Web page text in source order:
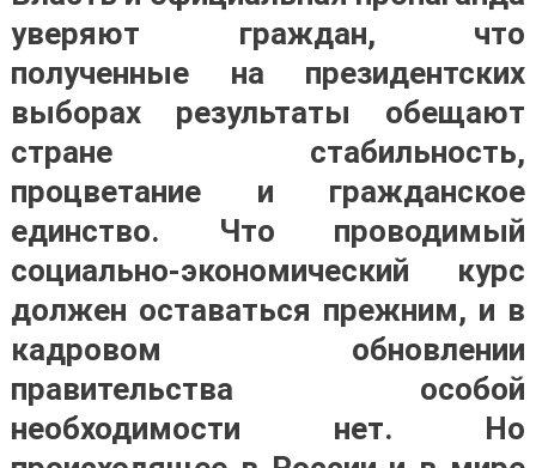
уверяют граждан, что
полученные на президентских
выборах результаты обещают
стране стабильность,
процветание и гражданское
единство. Что проводимый
социально-экономический курс
должен оставаться прежним, и в
кадровом обновлении
правительства особой
необходимости нет. Но